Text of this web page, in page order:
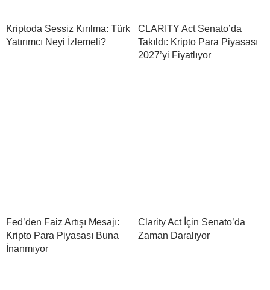
Kriptoda Sessiz Kırılma: Türk
Yatırımcı Neyi İzlemeli?
CLARITY Act Senato’da
Takıldı: Kripto Para Piyasası
2027’yi Fiyatlıyor
Fed’den Faiz Artışı Mesajı:
Kripto Para Piyasası Buna
İnanmıyor
Clarity Act İçin Senato’da
Zaman Daralıyor